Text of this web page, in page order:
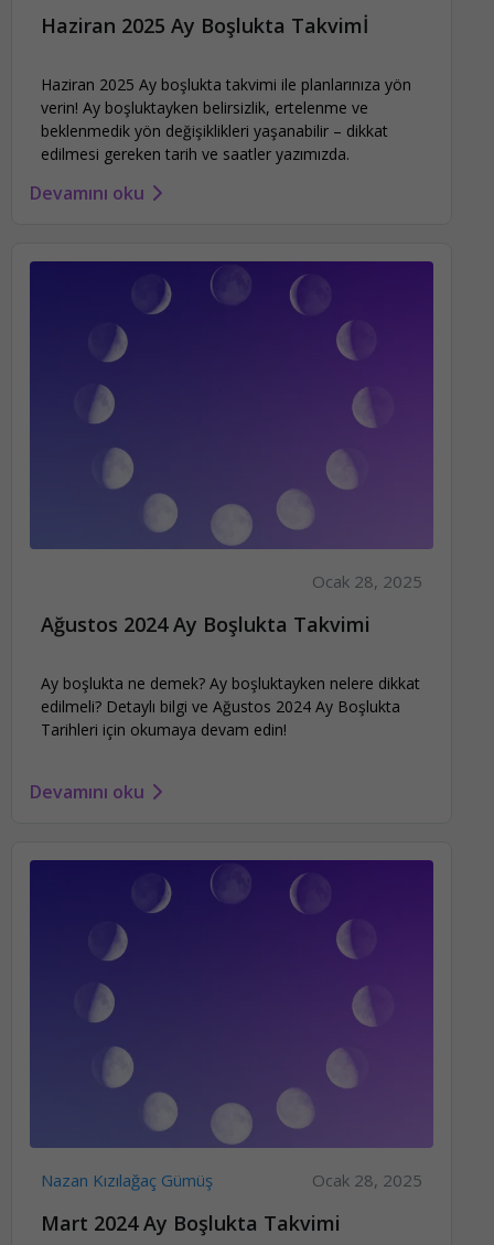
Haziran 2025 Ay Boşlukta Takvimİ
Haziran 2025 Ay boşlukta takvimi ile planlarınıza yön
verin! Ay boşluktayken belirsizlik, ertelenme ve
beklenmedik yön değişiklikleri yaşanabilir – dikkat
edilmesi gereken tarih ve saatler yazımızda.
Devamını oku
Ocak 28, 2025
Ağustos 2024 Ay Boşlukta Takvimi
Ay boşlukta ne demek? Ay boşluktayken nelere dikkat
edilmeli? Detaylı bilgi ve Ağustos 2024 Ay Boşlukta
Tarihleri için okumaya devam edin!
Devamını oku
Nazan Kızılağaç Gümüş Ocak 28, 2025
Mart 2024 Ay Boşlukta Takvimi